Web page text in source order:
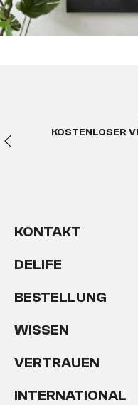
KOSTENLOSER
KONTAKT
DELIFE
BESTELLUNG
WISSEN
VERTRAUEN
INTERNATIONAL